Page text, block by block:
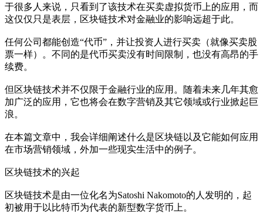
于很多人来说，只看到了该技术在买卖虚拟货币上的应用，而
这仅仅只是表层，区块链技术对金融业的影响远超于此。
任何公司都能创造“代币”，并让投资人进行买卖（就像买卖股
票一样）。不同的是代币买卖没有时间限制，也没有高昂的手
续费。
但区块链技术并不仅限于金融行业的应用。随着未来几年其愈
加广泛的应用，它也将会在数字营销及其它领域或行业掀起巨
浪。
在本篇文章中，我会详细阐述什么是区块链以及它能如何应用
在市场营销领域，外加一些现实生活中的例子。
区块链技术的兴起
区块链技术是由一位化名为Satoshi Nakomoto的人发明的，起
初被用于以比特币为代表的新型数字货币上。